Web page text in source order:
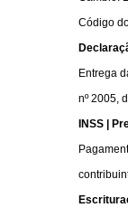
Código
Entrega
nº 2005,
INSS |